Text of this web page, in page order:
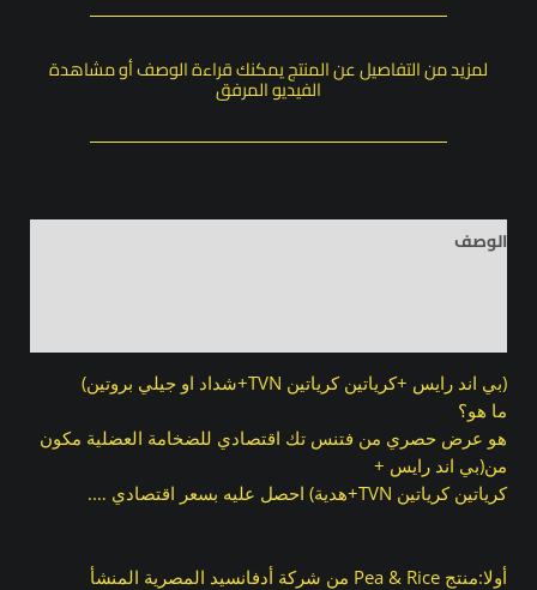
لمزيد من التفاصيل عن المنتج يمكنك قراءة الوصف أو مشاهدة
الفيديو المرفق
الوصف
(بي اند رايس +كرياتين كرياتين TVN+شداد او جيلي بروتين)
ما هو؟
هو عرض حصري من فتنس تك اقتصادي للضخامة العضلية مكون
من(بي اند رايس +
كرياتين كرياتين TVN+هدية) احصل عليه بسعر اقتصادي ….
أولا:منتج Pea & Rice من شركة أدفانسيد المصرية المنشأ